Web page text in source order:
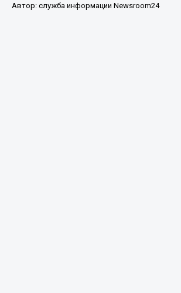
Автор: служба информации Newsroom24